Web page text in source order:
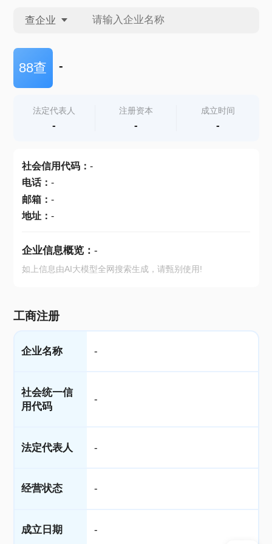
查企业
查企业
查产地
88查 -
法定代表人
-
注册资本
-
成立时间
-
社会信用代码： -
电话： -
邮箱： -
地址： -
企业信息概览： -
如上信息由AI大模型全网搜索生成，请甄别使用!
工商注册
企业名称 -
社会统一信
用代码
-
法定代表人 -
经营状态 -
成立日期 -